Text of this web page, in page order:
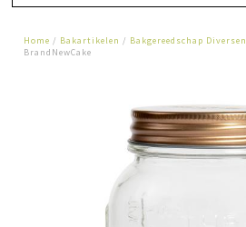
Home / Bakartikelen / Bakgereedschap Diversen
BrandNewCake